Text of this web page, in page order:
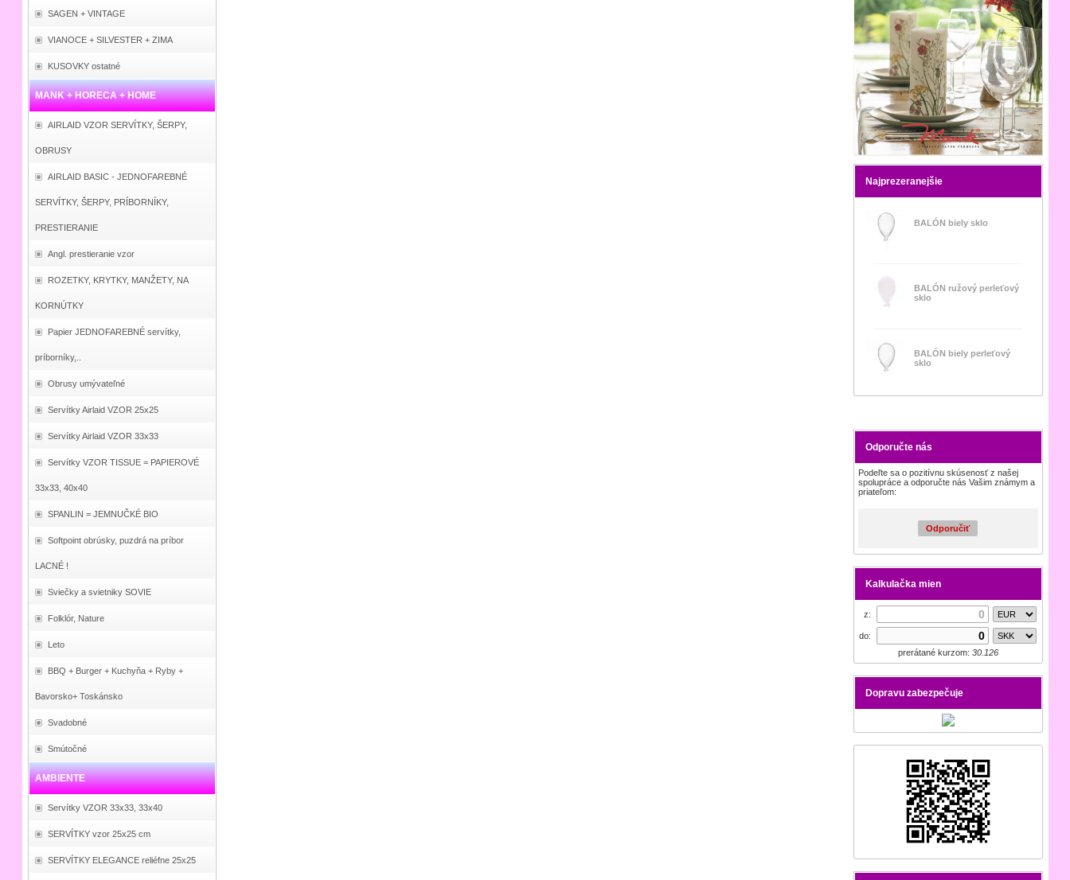
SAGEN + VINTAGE
VIANOCE + SILVESTER + ZIMA
KUSOVKY ostatné
MANK + HORECA + HOME
AIRLAID VZOR SERVÍTKY, ŠERPY,
OBRUSY
AIRLAID BASIC - JEDNOFAREBNÉ
SERVÍTKY, ŠERPY, PRÍBORNÍKY,
PRESTIERANIE
Angl. prestieranie vzor
ROZETKY, KRYTKY, MANŽETY, NA
KORNÚTKY
Papier JEDNOFAREBNÉ servítky,
príborníky,..
Obrusy umývateľné
Servítky Airlaid VZOR 25x25
Servítky Airlaid VZOR 33x33
Servítky VZOR TISSUE = PAPIEROVÉ
33x33, 40x40
SPANLIN = JEMNUČKÉ BIO
Softpoint obrúsky, puzdrá na príbor
LACNÉ !
Sviečky a svietniky SOVIE
Folklór, Nature
Leto
BBQ + Burger + Kuchyňa + Ryby +
Bavorsko+ Toskánsko
Svadobné
Smútočné
AMBIENTE
Servítky VZOR 33x33, 33x40
SERVÍTKY vzor 25x25 cm
SERVÍTKY ELEGANCE reliéfne 25x25
Najprezeranejšie
BALÓN biely sklo
BALÓN ružový perleťový
sklo
BALÓN biely perleťový
sklo
Odporučte nás
Podeľte sa o pozitívnu skúsenosť z našej
spolupráce a odporučte nás Vašim známym a
priateľom:
Odporučiť
Kalkulačka mien
z:
do:
prerátané kurzom: 30.126
Dopravu zabezpečuje